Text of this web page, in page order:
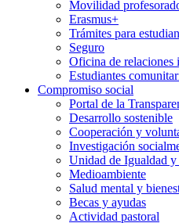
Movilidad
Erasmus+
Trámites para
Seguro
Oficina de relaciones
Estudiantes
Compromiso social
Portal de la
Desarrollo sostenible
Cooperación y
Investigación
Unidad de Igualdad
Medioambiente
Salud mental y
Becas y ayudas
Actividad pastoral